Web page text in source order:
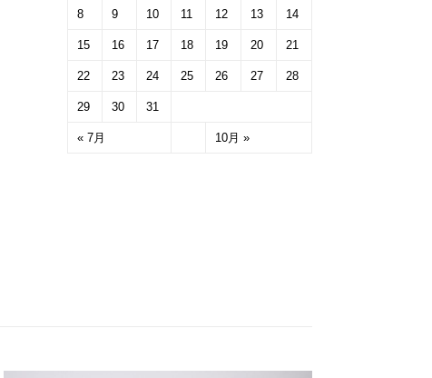
« 7月 10月 »
8 9 10 11 12 13 14
15 16 17 18 19 20 21
22 23 24 25 26 27 28
29 30 31